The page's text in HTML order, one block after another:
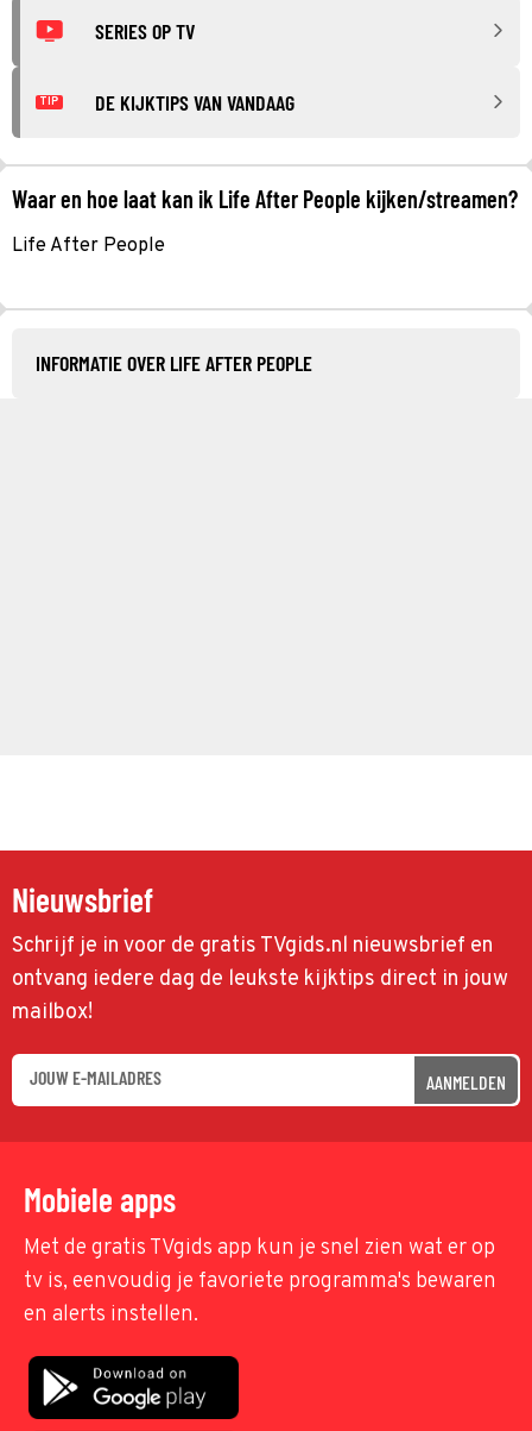
SERIES OP TV
TIP DE KIJKTIPS VAN VANDAAG
Waar en hoe laat kan ik Life After People kijken/streamen?
Life After People
INFORMATIE OVER LIFE AFTER PEOPLE
Nieuwsbrief
Schrijf je in voor de gratis TVgids.nl nieuwsbrief en
ontvang iedere dag de leukste kijktips direct in jouw
mailbox!
AANMELDEN
Mobiele apps
Met de gratis TVgids app kun je snel zien wat er op
tv is, eenvoudig je favoriete programma's bewaren
en alerts instellen.